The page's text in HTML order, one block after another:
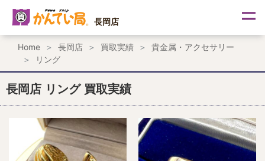
ス
プ
長岡店
Home 長岡店 買取実績
貴金属・アクセサリー
リング
長岡店 リング 買取実績